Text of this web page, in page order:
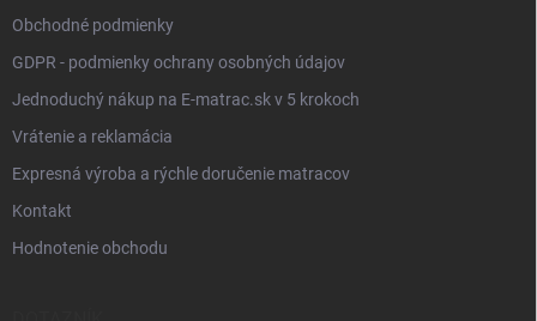
Obchodné podmienky
GDPR - podmienky ochrany osobných údajov
Jednoduchý nákup na E-matrac.sk v 5 krokoch
Vrátenie a reklamácia
Expresná výroba a rýchle doručenie matracov
Kontakt
Hodnotenie obchodu